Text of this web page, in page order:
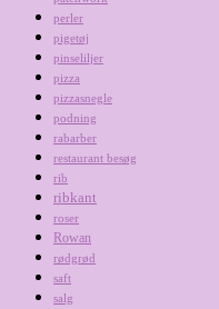
perler
pigetøj
pinseliljer
pizza
pizzasnegle
podning
rabarber
restaurant besøg
rib
ribkant
roser
Rowan
rødgrød
saft
salg